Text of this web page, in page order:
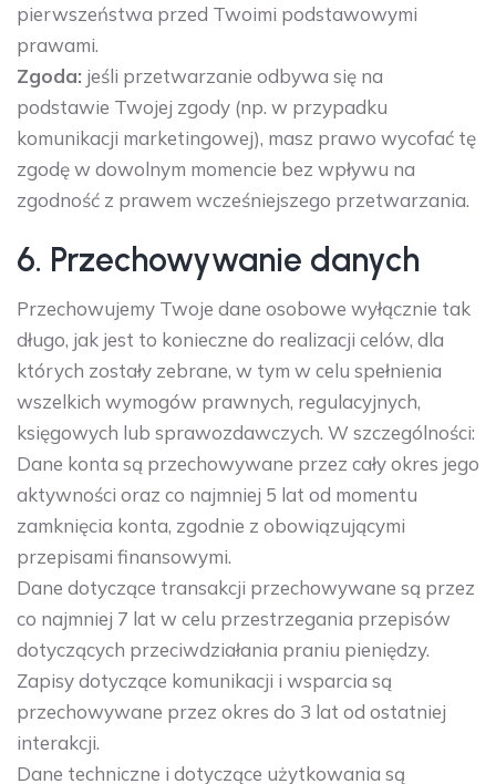
pierwszeństwa przed Twoimi podstawowymi
prawami.
Zgoda: jeśli przetwarzanie odbywa się na
podstawie Twojej zgody (np. w przypadku
komunikacji marketingowej), masz prawo wycofać tę
zgodę w dowolnym momencie bez wpływu na
zgodność z prawem wcześniejszego przetwarzania.
6. Przechowywanie danych
Przechowujemy Twoje dane osobowe wyłącznie tak
długo, jak jest to konieczne do realizacji celów, dla
których zostały zebrane, w tym w celu spełnienia
wszelkich wymogów prawnych, regulacyjnych,
księgowych lub sprawozdawczych. W szczególności:
Dane konta są przechowywane przez cały okres jego
aktywności oraz co najmniej 5 lat od momentu
zamknięcia konta, zgodnie z obowiązującymi
przepisami finansowymi.
Dane dotyczące transakcji przechowywane są przez
co najmniej 7 lat w celu przestrzegania przepisów
dotyczących przeciwdziałania praniu pieniędzy.
Zapisy dotyczące komunikacji i wsparcia są
przechowywane przez okres do 3 lat od ostatniej
interakcji.
Dane techniczne i dotyczące użytkowania są